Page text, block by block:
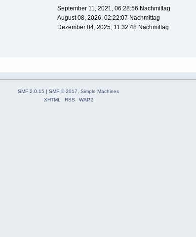
September 11, 2021, 06:28:56 Nachmittag
August 08, 2026, 02:22:07 Nachmittag
Dezember 04, 2025, 11:32:48 Nachmittag
SMF 2.0.15 | SMF © 2017, Simple Machines
XHTML
RSS WAP2